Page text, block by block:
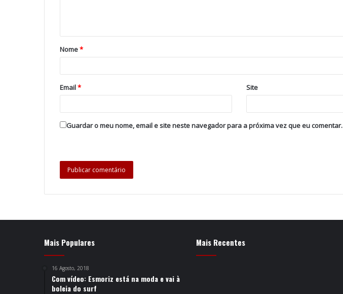
Nome*
Email* Site
Guardar o meu nome, email e site neste navegador para a próxima vez que eu comentar.
Mais Populares
16 Agosto, 2018
Com vídeo: Esmoriz está na moda e vai à
boleia do surf
Mais Recentes